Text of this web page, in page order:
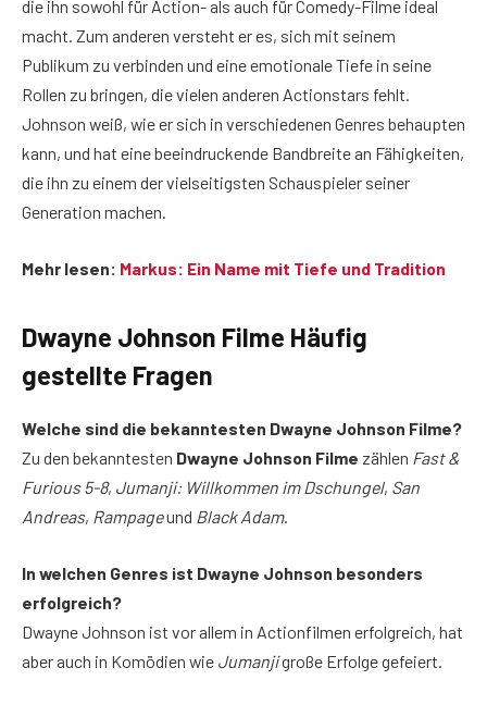
die ihn sowohl für Action- als auch für Comedy-Filme ideal
macht. Zum anderen versteht er es, sich mit seinem
Publikum zu verbinden und eine emotionale Tiefe in seine
Rollen zu bringen, die vielen anderen Actionstars fehlt.
Johnson weiß, wie er sich in verschiedenen Genres behaupten
kann, und hat eine beeindruckende Bandbreite an Fähigkeiten,
die ihn zu einem der vielseitigsten Schauspieler seiner
Generation machen.
Mehr lesen: Markus: Ein Name mit Tiefe und Tradition
Dwayne Johnson Filme Häufig
gestellte Fragen
Welche sind die bekanntesten Dwayne Johnson Filme?
Zu den bekanntesten Dwayne Johnson Filme zählen Fast &
Furious 5-8, Jumanji: Willkommen im Dschungel, San
Andreas, Rampageund Black Adam.
In welchen Genres ist Dwayne Johnson besonders
erfolgreich?
Dwayne Johnson ist vor allem in Actionfilmen erfolgreich, hat
aber auch in Komödien wie Jumanjigroße Erfolge gefeiert.